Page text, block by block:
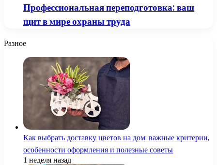
Профессиональная переподготовка: ваш
щит в мире охраны труда
Разное
Как выбрать доставку цветов на дом: важные критерии,
особенности оформления и полезные советы
1 неделя назад